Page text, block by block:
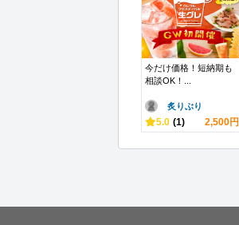
今だけ価格！短納期も
相談OK！...
炙りぶり
5.0 (1) 2,500円